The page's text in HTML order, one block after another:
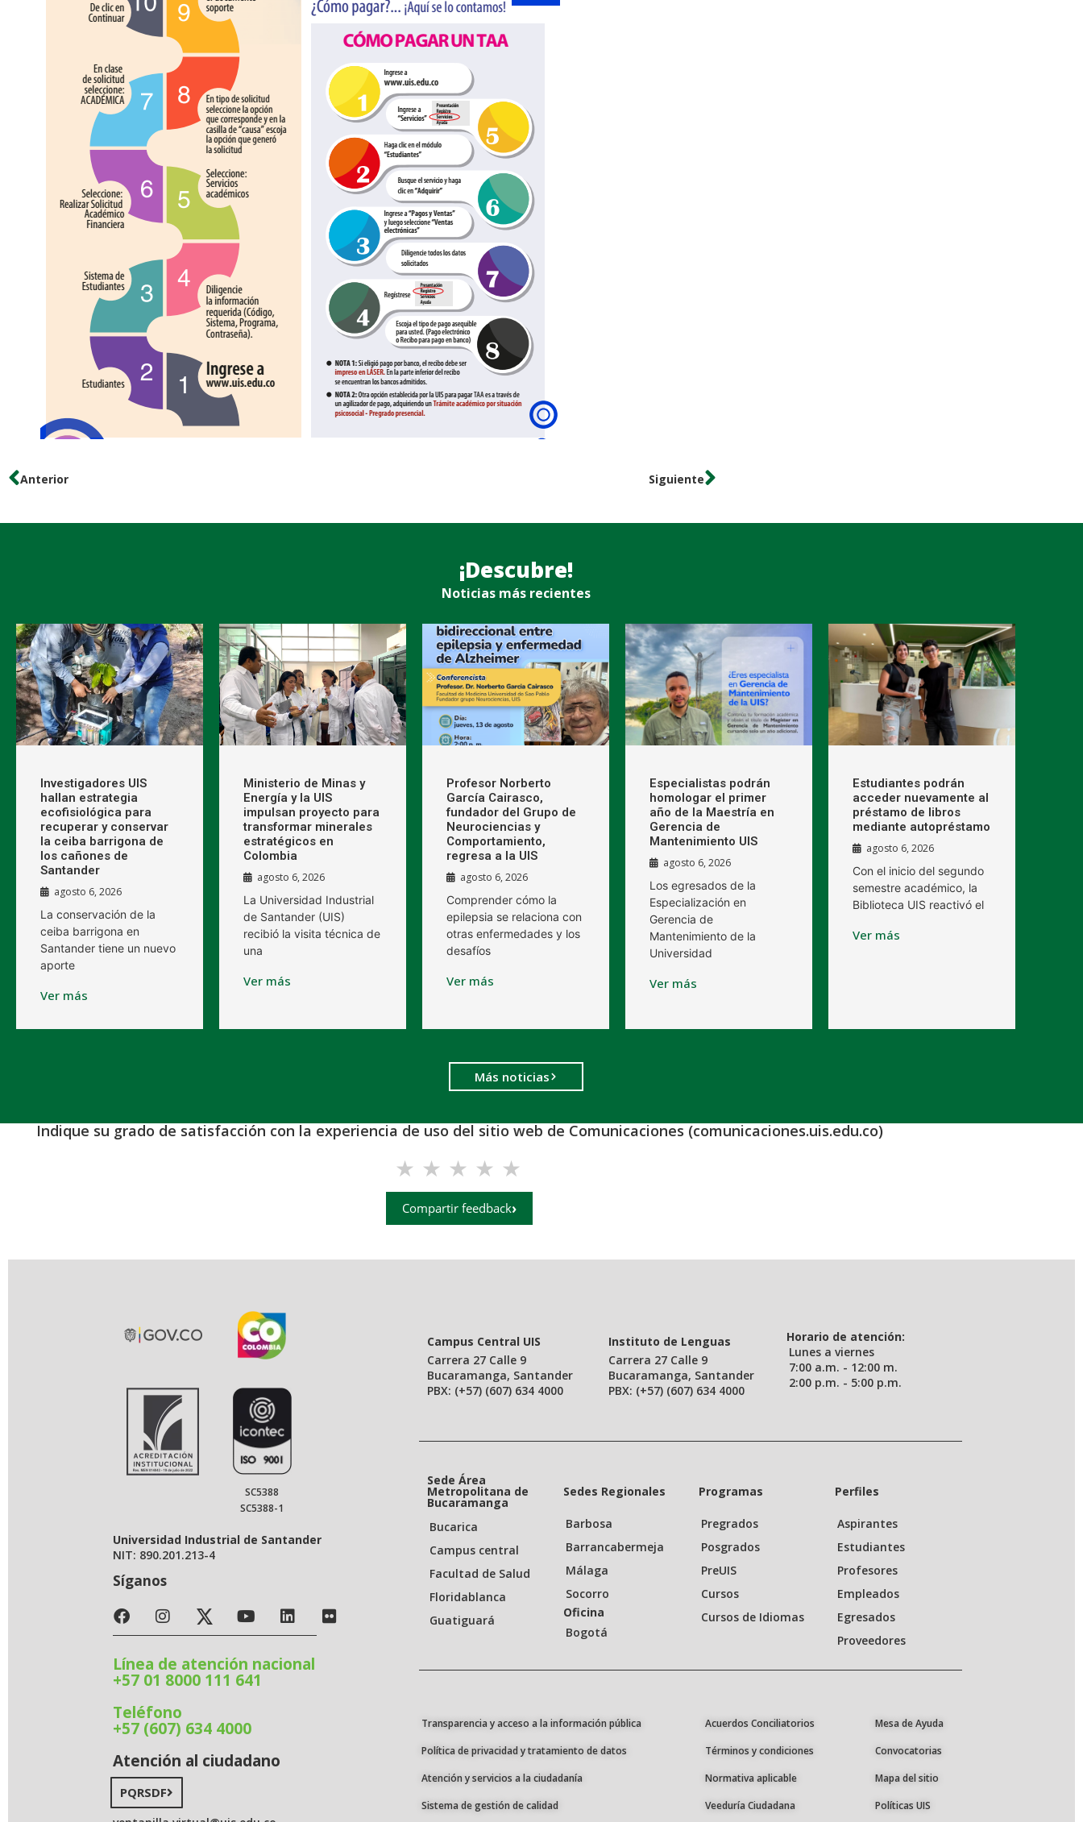
Anterior Siguiente
¡Descubre!
Noticias más recientes
Investigadores UIS
hallan estrategia
ecofisiológica para
recuperar y conservar
la ceiba barrigona de
los cañones de
Santander
agosto 6, 2026
La conservación de la
ceiba barrigona en
Santander tiene un nuevo
aporte
Ver más
Ministerio de Minas y
Energía y la UIS
impulsan proyecto para
transformar minerales
estratégicos en
Colombia
agosto 6, 2026
La Universidad Industrial
de Santander (UIS)
recibió la visita técnica de
una
Ver más
Profesor Norberto
García Cairasco,
fundador del Grupo de
Neurociencias y
Comportamiento,
regresa a la UIS
agosto 6, 2026
Comprender cómo la
epilepsia se relaciona con
otras enfermedades y los
desafíos
Ver más
Especialistas podrán
homologar el primer
año de la Maestría en
Gerencia de
Mantenimiento UIS
agosto 6, 2026
Los egresados de la
Especialización en
Gerencia de
Mantenimiento de la
Universidad
Ver más
Estudiantes podrán
acceder nuevamente al
préstamo de libros
mediante autopréstamo
agosto 6, 2026
Con el inicio del segundo
semestre académico, la
Biblioteca UIS reactivó el
Ver más
Más noticias
Indique su grado de satisfacción con la experiencia de uso del sitio web de Comunicaciones (comunicaciones.uis.edu.co)